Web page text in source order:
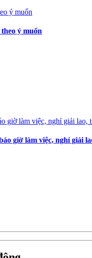
ý muốn
giờ làm việc, nghỉ giải